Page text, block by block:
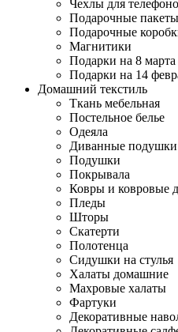
Чехлы для
Подарочные пакеты
Подарочные
Магнитики
Подарки на 8 марта
Подарки на 14
Домашний текстиль
Ткань мебельная
Постельное белье
Одеяла
Диванные подушки
Подушки
Покрывала
Ковры и ковровые
Пледы
Шторы
Скатерти
Полотенца
Сидушки на стулья
Халаты домашние
Махровые халаты
Фартуки
Декоративные